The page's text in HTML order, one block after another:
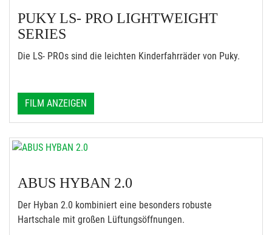
PUKY LS- PRO LIGHTWEIGHT
SERIES
Die LS- PROs sind die leichten Kinderfahrräder von Puky.
FILM ANZEIGEN
ABUS HYBAN 2.0
Der Hyban 2.0 kombiniert eine besonders robuste
Hartschale mit großen Lüftungsöffnungen.